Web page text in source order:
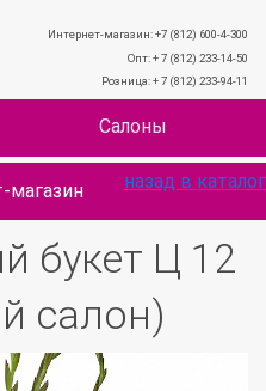
Интернет-магазин: +7 (812) 600-4-300
Опт: + 7 (812) 233-14-50
Розница: + 7 (812) 233-94-11
Салоны
магазин
букет Ц 12
салон)
назад в каталог